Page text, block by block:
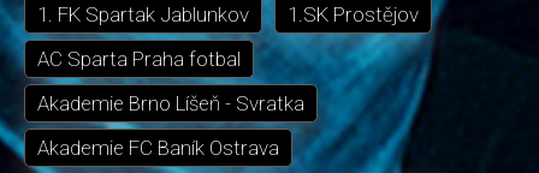
1. FK Spartak Jablunkov
1.SK Prostějov
AC Sparta Praha fotbal
Akademie Brno Líšeň - Svratka
Akademie FC Baník Ostrava